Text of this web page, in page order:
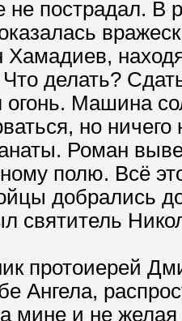
не пострадал. В
делать?
огонь. Машина
но
Роман
полю. Всё
добрались
святитель
протоиерей
Ангела,
мине и не